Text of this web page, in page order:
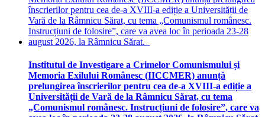
Institutul de Investigare a Crimelor Comunismului și
Memoria Exilului Românesc (IICCMER) anunță
prelungirea înscrierilor pentru cea de-a XVIII-a ediție a
Universității de Vară de la Râmnicu Sărat, cu tema
„Comunismul românesc. Instrucțiuni de folosire”, care va